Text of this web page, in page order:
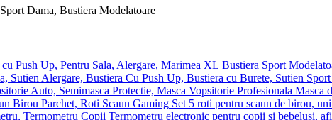
Bustiera Sport
Masca
Set 5 roti pentru scaun de birou,
Termometru electronic pentru copii si bebelusi,